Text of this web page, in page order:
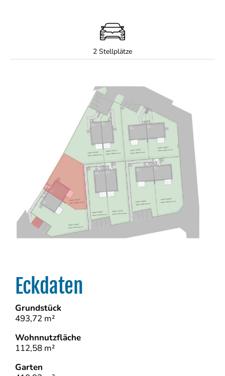
2 Stellplätze
Eckdaten
Grundstück
493,72 m²
Wohnnutzfläche
112,58 m²
Garten